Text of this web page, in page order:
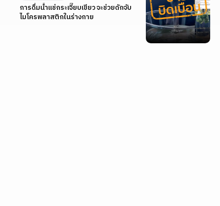
การดื่มน้ำแช่กระเจี๊ยบเขียว จะช่วยดักจับ
ไมโครพลาสติกในร่างกาย